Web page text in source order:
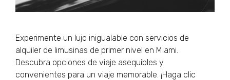
Experimente un lujo inigualable con servicios de
alquiler de limusinas de primer nivel en Miami.
Descubra opciones de viaje asequibles y
convenientes para un viaje memorable. ¡Haga clic